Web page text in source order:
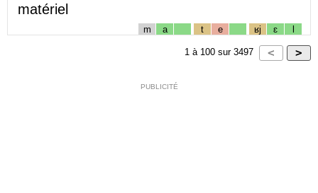
matériel
m a t e ʁj ɛ l
1 à 100 sur 3497
PUBLICITÉ